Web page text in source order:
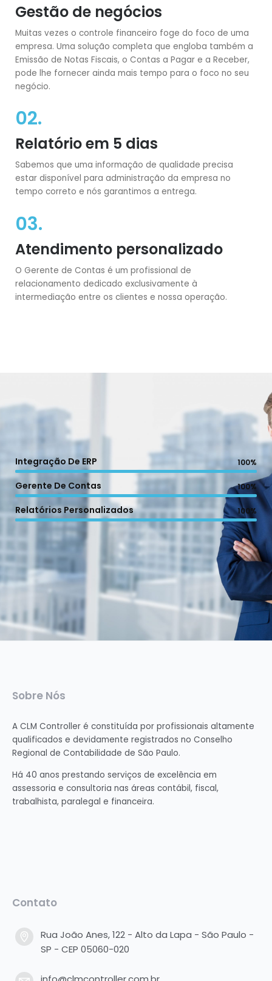
Gestão de negócios
Muitas vezes o controle financeiro foge do foco de uma
empresa. Uma solução completa que engloba também a
Emissão de Notas Fiscais, o Contas a Pagar e a Receber,
pode lhe fornecer ainda mais tempo para o foco no seu
negócio.
02.
Relatório em 5 dias
Sabemos que uma informação de qualidade precisa
estar disponível para administração da empresa no
tempo correto e nós garantimos a entrega.
03.
Atendimento personalizado
O Gerente de Contas é um profissional de
relacionamento dedicado exclusivamente à
intermediação entre os clientes e nossa operação.
Integração De ERP 100%
Gerente De Contas 100%
Relatórios Personalizados 100%
Sobre Nós
A CLM Controller é constituída por profissionais altamente
qualificados e devidamente registrados no Conselho
Regional de Contabilidade de São Paulo.
Há 40 anos prestando serviços de excelência em
assessoria e consultoria nas áreas contábil, fiscal,
trabalhista, paralegal e financeira.
Contato
Rua João Anes, 122 - Alto da Lapa - São Paulo -
SP - CEP 05060-020